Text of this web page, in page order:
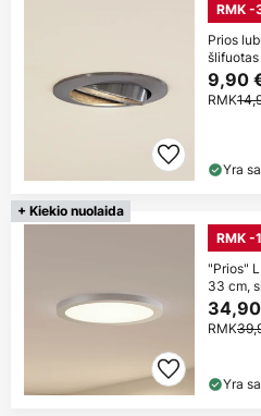
RMK -
Prios
9,90
RMK
Yra
+ Kiekio nuolaida
RMK -
"Prios"
33 cm,
RMK
Yra